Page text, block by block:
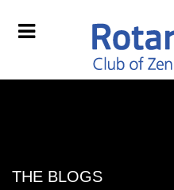
THE BLOGS